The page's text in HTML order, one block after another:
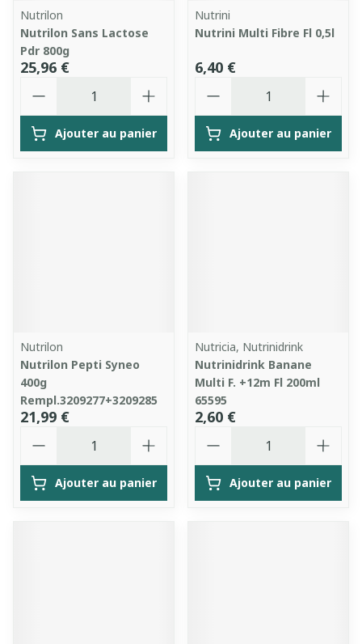
Nutrilon
Nutrilon Sans Lactose
Pdr 800g
25,96 €
Ajouter au panier
Nutrini
Nutrini Multi Fibre Fl 0,5l
6,40 €
Ajouter au panier
Nutrilon
Nutrilon Pepti Syneo
400g
Rempl.3209277+3209285
21,99 €
Ajouter au panier
Nutricia, Nutrinidrink
Nutrinidrink Banane
Multi F. +12m Fl 200ml
65595
2,60 €
Ajouter au panier